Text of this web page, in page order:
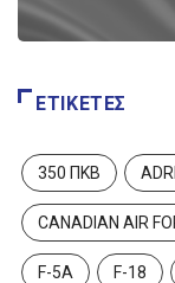
ΕΤΙΚΈΤΕΣ
350 ΠΚΒ
CANADIAN AIR
F-5A F-18